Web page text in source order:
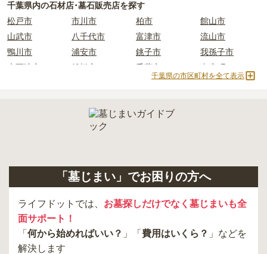
千葉県内の石材店･墓石販売店を探す
松戸市
市川市 柏市
館山市
山武市
八千代市 富津市
流山市
鴨川市
浦安市 銚子市
我孫子市
木更津市
船橋市 千葉市
東庄町
いすみ市 君津市
習志野市
千葉県の市区町村を全て表示
「墓じまい」でお困りの方へ
ライフドットでは、 お墓探しだけでなく墓じまいも全
面サポート！
「 何から始めればいい？ 」「 費用はいくら？ 」などを
解決します